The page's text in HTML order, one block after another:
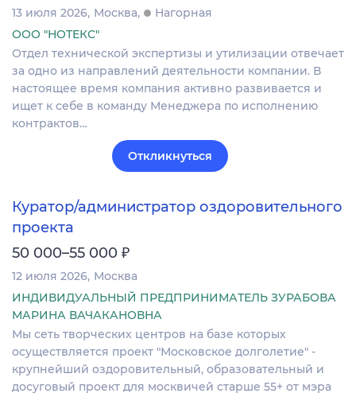
13 июля 2026 Москва
Нагорная
ООО "НОТЕКС"
Отдел технической экспертизы и утилизации отвечает
за одно из направлений деятельности компании. В
настоящее время компания активно развивается и
ищет к себе в команду Менеджера по исполнению
контрактов…
Откликнуться
Куратор/администратор оздоровительного
проекта
50 000–55 000 ₽
12 июля 2026 Москва
ИНДИВИДУАЛЬНЫЙ ПРЕДПРИНИМАТЕЛЬ ЗУРАБОВА
МАРИНА ВАЧАКАНОВНА
Мы сеть творческих центров на базе которых
осуществляется проект "Московское долголетие" -
крупнейший оздоровительный, образовательный и
досуговый проект для москвичей​​​​​​​ старше 55+ от мэра